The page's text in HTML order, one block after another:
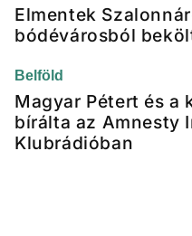
Elmentek
bódévárosból
Belföld
Magyar Pétert és a
bírálta az Amnesty
Klubrádióban